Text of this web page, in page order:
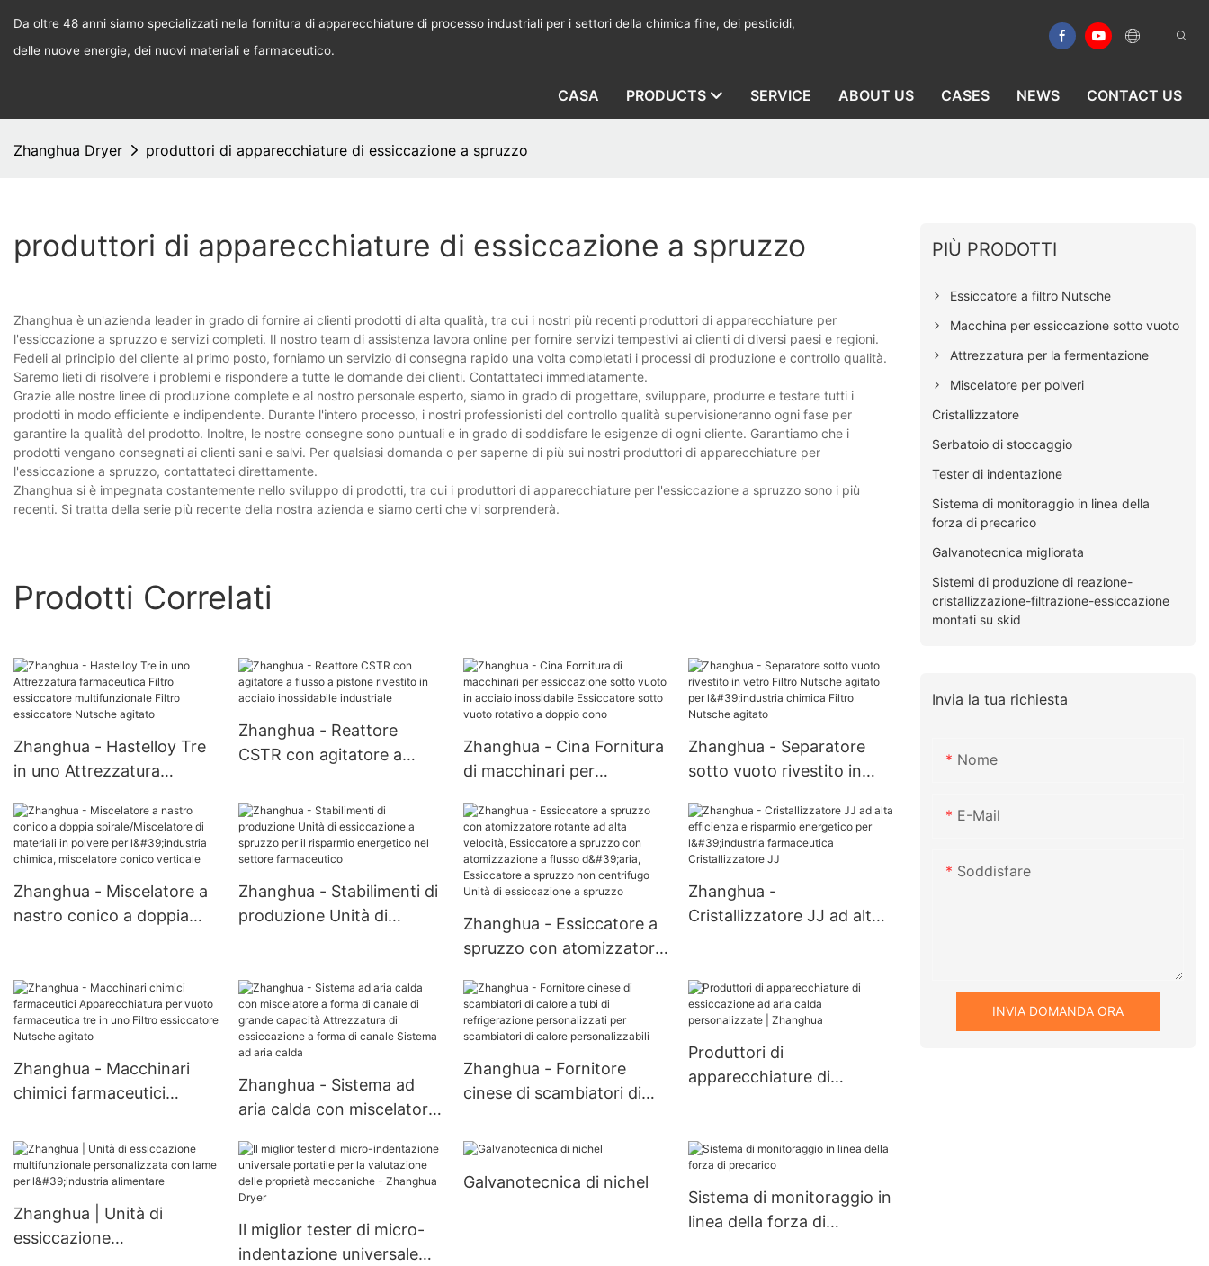
Da oltre 48 anni siamo specializzati nella fornitura di apparecchiature di processo industriali per i settori della chimica fine, dei pesticidi,
delle nuove energie, dei nuovi materiali e farmaceutico.
CASA PRODUCTS SERVICE ABOUT US CASES NEWS CONTACT US
Zhanghua Dryer produttori di apparecchiature di essiccazione a spruzzo
produttori di apparecchiature di essiccazione a spruzzo
Zhanghua è un'azienda leader in grado di fornire ai clienti prodotti di alta qualità, tra cui i nostri più recenti produttori di apparecchiature per
l'essiccazione a spruzzo e servizi completi. Il nostro team di assistenza lavora online per fornire servizi tempestivi ai clienti di diversi paesi e regioni.
Fedeli al principio del cliente al primo posto, forniamo un servizio di consegna rapido una volta completati i processi di produzione e controllo qualità.
Saremo lieti di risolvere i problemi e rispondere a tutte le domande dei clienti. Contattateci immediatamente.
Grazie alle nostre linee di produzione complete e al nostro personale esperto, siamo in grado di progettare, sviluppare, produrre e testare tutti i
prodotti in modo efficiente e indipendente. Durante l'intero processo, i nostri professionisti del controllo qualità supervisioneranno ogni fase per
garantire la qualità del prodotto. Inoltre, le nostre consegne sono puntuali e in grado di soddisfare le esigenze di ogni cliente. Garantiamo che i
prodotti vengano consegnati ai clienti sani e salvi. Per qualsiasi domanda o per saperne di più sui nostri produttori di apparecchiature per
l'essiccazione a spruzzo, contattateci direttamente.
Zhanghua si è impegnata costantemente nello sviluppo di prodotti, tra cui i produttori di apparecchiature per l'essiccazione a spruzzo sono i più
recenti. Si tratta della serie più recente della nostra azienda e siamo certi che vi sorprenderà.
Prodotti Correlati
Zhanghua - Hastelloy Tre
in uno Attrezzatura
essiccatore
multifunzionale Filtro
essiccatore Nutsche
agitato
Zhanghua - Reattore
CSTR con agitatore a
acciaio inossidabile
industriale
Zhanghua - Cina Fornitura
di macchinari per
in acciaio inossidabile
Essiccatore sotto vuoto
rotativo a doppio cono
Zhanghua - Separatore
sotto vuoto rivestito in
agitato per l'industria
chimica Filtro Nutsche
agitato
Zhanghua - Miscelatore a
nastro conico a doppia
l'industria chimica,
miscelatore conico
verticale
Zhanghua - Stabilimenti di
produzione Unità di
nel settore farmaceutico
Zhanghua - Essiccatore a
spruzzo con atomizzatore
Essiccatore a spruzzo con
atomizzazione a flusso
d'aria, Essiccatore a
spruzzo non centrifugo
Unità di essiccazione a
Zhanghua -
Cristallizzatore JJ ad alta
farmaceutica
Cristallizzatore JJ
Zhanghua - Macchinari
chimici farmaceutici
farmaceutica tre in uno
Filtro essiccatore Nutsche
agitato
Zhanghua - Sistema ad
aria calda con miscelatore
grande capacità
Attrezzatura di
essiccazione a forma di
canale Sistema ad aria
calda
Zhanghua - Fornitore
cinese di scambiatori di
refrigerazione
scambiatori di calore
Produttori di
apparecchiature di
Zhanghua | Unità di
essiccazione
Il miglior tester di micro-
indentazione universale
Galvanotecnica di nichel
Sistema di monitoraggio in
linea della forza di
PIÙ PRODOTTI
Essiccatore a filtro Nutsche
Macchina per essiccazione sotto vuoto
Attrezzatura per la fermentazione
Miscelatore per polveri
Cristallizzatore
Serbatoio di stoccaggio
Tester di indentazione
Sistema di monitoraggio in linea della
forza di precarico
Galvanotecnica migliorata
Sistemi di produzione di reazione-
cristallizzazione-filtrazione-essiccazione
montati su skid
Invia la tua richiesta
Nome
E-Mail
Soddisfare
INVIA DOMANDA ORA